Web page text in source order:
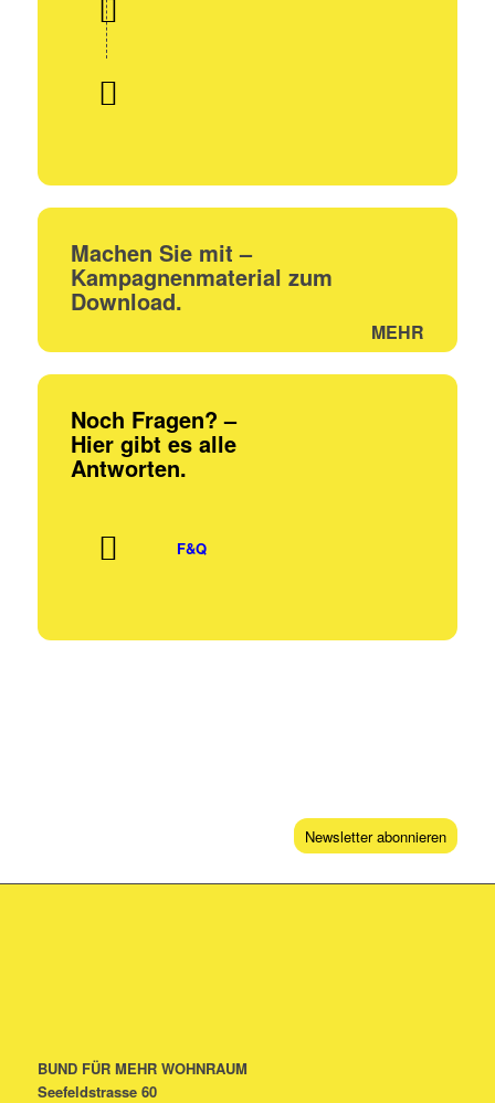
Machen Sie mit –
Kampagnen­material zum
Download.
MEHR
Noch Fragen? –
Hier gibt es alle
Antworten.
F&Q
Newsletter abonnieren
BUND FÜR MEHR WOHNRAUM
Seefeldstrasse 60